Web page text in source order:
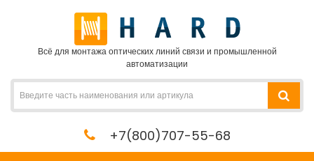
Всё для монтажа оптических линий связи и промышленной
автоматизации
+7(800)707-55-68